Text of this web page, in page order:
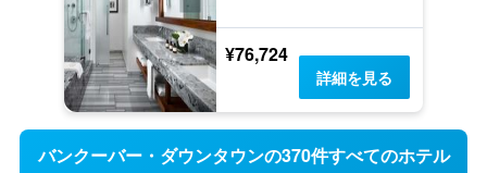
¥76,724
詳細を見る
バンクーバー・ダウンタウンの370件すべてのホテル